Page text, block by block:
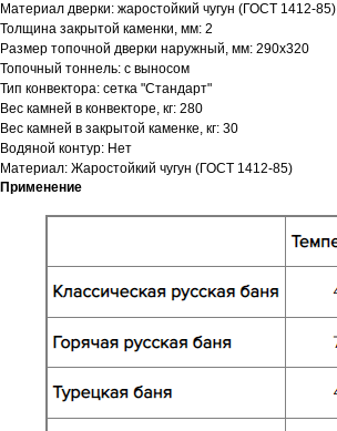
Материал дверки: жаростойкий чугун (ГОСТ 1412-85)
Толщина закрытой каменки, мм: 2
Размер топочной дверки наружный, мм: 290х320
Топочный тоннель: с выносом
Тип конвектора: cетка "Стандарт"
Вес камней в конвекторе, кг: 280
Вес камней в закрытой каменке, кг: 30
Водяной контур: Нет
Материал: Жаростойкий чугун (ГОСТ 1412-85)
Применение